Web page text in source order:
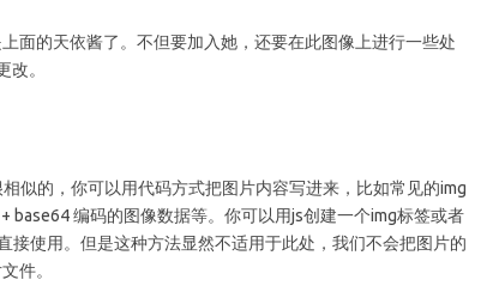
面的天依酱了。不但要加入她，还要在此图像上进行一些处
。
似的，你可以用代码方式把图片内容写进来，比如常见的img
base64 编码的图像数据等。你可以用js创建一个img标签或者
接使用。但是这种方法显然不适用于此处，我们不会把图片的
件。